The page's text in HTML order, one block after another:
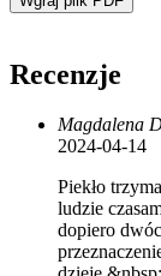
Recenzje
Magdalena
2024-04-14
Piekło
ludzie
dopiero